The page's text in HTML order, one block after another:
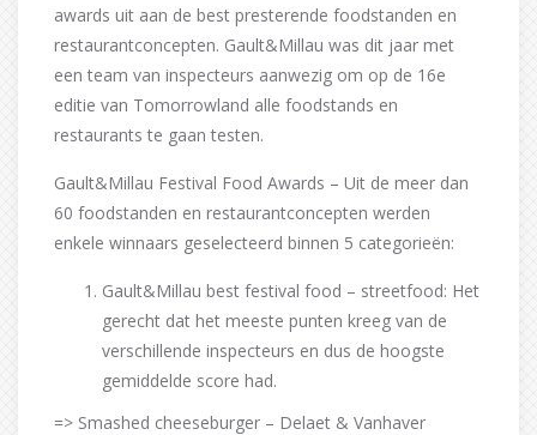
awards uit aan de best presterende foodstanden en
restaurantconcepten. Gault&Millau was dit jaar met
een team van inspecteurs aanwezig om op de 16e
editie van Tomorrowland alle foodstands en
restaurants te gaan testen.
Gault&Millau Festival Food Awards – Uit de meer dan
60 foodstanden en restaurantconcepten werden
enkele winnaars geselecteerd binnen 5 categorieën:
Gault&Millau best festival food – streetfood: Het
gerecht dat het meeste punten kreeg van de
verschillende inspecteurs en dus de hoogste
gemiddelde score had.
=> Smashed cheeseburger – Delaet & Vanhaver